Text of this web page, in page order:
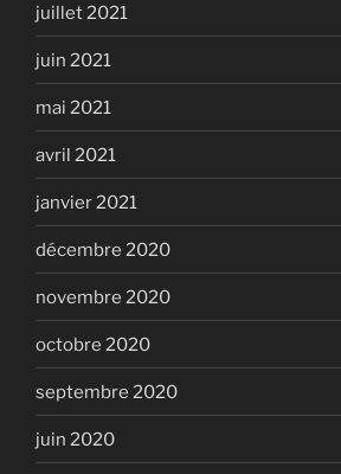
juillet 2021
juin 2021
mai 2021
avril 2021
janvier 2021
décembre 2020
novembre 2020
octobre 2020
septembre 2020
juin 2020